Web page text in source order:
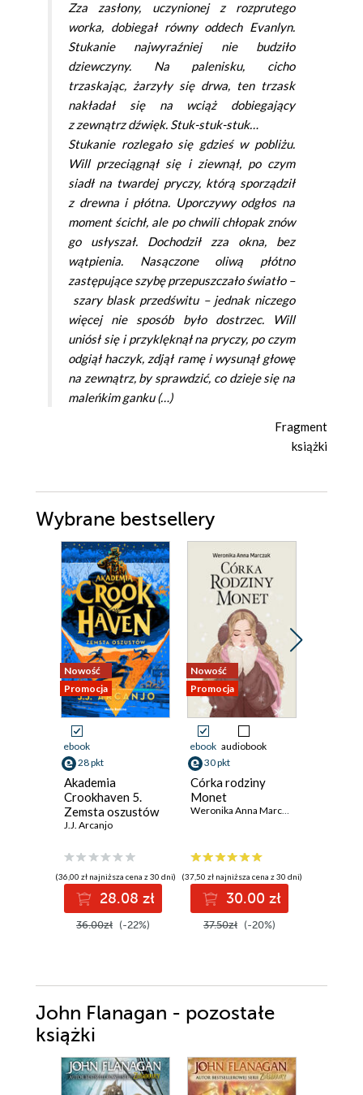
Zza zasłony, uczynionej z rozprutego
worka, dobiegał równy oddech Evanlyn.
Stukanie najwyraźniej nie budziło
dziewczyny. Na palenisku, cicho
trzaskając, żarzyły się drwa, ten trzask
nakładał się na wciąż dobiegający
z zewnątrz dźwięk. Stuk-stuk-stuk…
Stukanie rozlegało się gdzieś w pobliżu.
Will przeciągnął się i ziewnął, po czym
siadł na twardej pryczy, którą sporządził
z drewna i płótna. Uporczywy odgłos na
moment ścichł, ale po chwili chłopak znów
go usłyszał. Dochodził zza okna, bez
wątpienia. Nasączone oliwą płótno
zastępujące szybę przepuszczało światło –
szary blask przedświtu – jednak niczego
więcej nie sposób było dostrzec. Will
uniósł się i przyklęknął na pryczy, po czym
odgiął haczyk, zdjął ramę i wysunął głowę
na zewnątrz, by sprawdzić, co dzieje się na
maleńkim ganku (…)
Fragment
książki
Wybrane bestsellery
Nowość
Promocja
ebook
28 pkt
Akademia
Crookhaven 5.
Zemsta oszustów
J.J. Arcanjo
(36,00 zł najniższa cena z 30 dni)
28.08 zł
36.00zł (-22%)
Nowość
Promocja
ebook audiobook
30 pkt
Córka rodziny
Monet
Weronika Anna Marczak
(37,50 zł najniższa cena z 30 dni)
30.00 zł
37.50zł (-20%)
John Flanagan - pozostałe
książki